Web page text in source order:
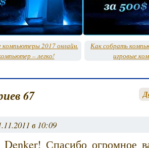
2017 онлайн.
– легко!
Как собрать
игровые
67
в 10:09
Спасибо огромное